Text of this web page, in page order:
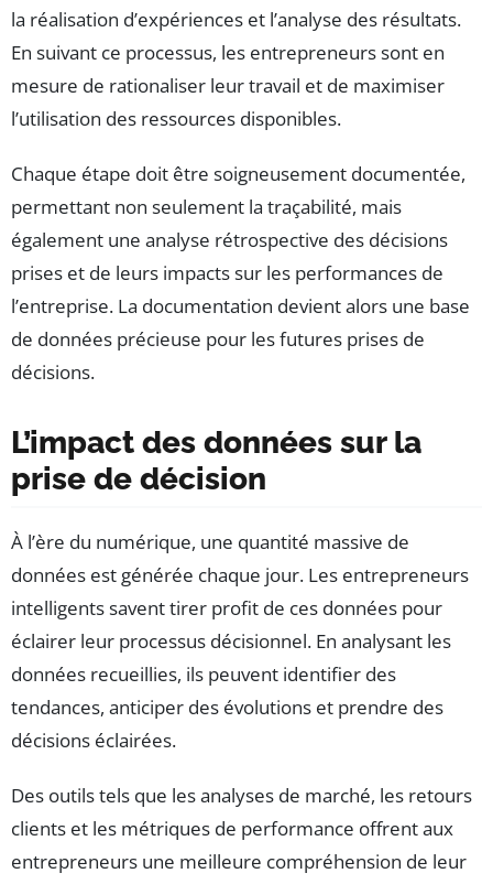
la réalisation d’expériences et l’analyse des résultats.
En suivant ce processus, les entrepreneurs sont en
mesure de rationaliser leur travail et de maximiser
l’utilisation des ressources disponibles.
Chaque étape doit être soigneusement documentée,
permettant non seulement la traçabilité, mais
également une analyse rétrospective des décisions
prises et de leurs impacts sur les performances de
l’entreprise. La documentation devient alors une base
de données précieuse pour les futures prises de
décisions.
L’impact des données sur la
prise de décision
À l’ère du numérique, une quantité massive de
données est générée chaque jour. Les entrepreneurs
intelligents savent tirer profit de ces données pour
éclairer leur processus décisionnel. En analysant les
données recueillies, ils peuvent identifier des
tendances, anticiper des évolutions et prendre des
décisions éclairées.
Des outils tels que les analyses de marché, les retours
clients et les métriques de performance offrent aux
entrepreneurs une meilleure compréhension de leur